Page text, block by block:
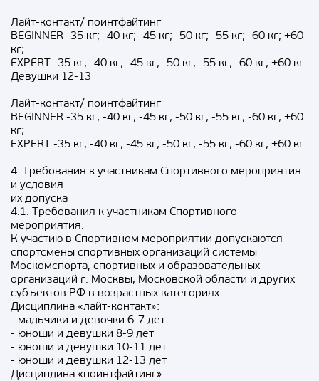
Лайт-контакт/ поинтфайтинг
BEGINNER -35 кг; -40 кг; -45 кг; -50 кг; -55 кг; -60 кг; +60
кг;
EXPERT -35 кг; -40 кг; -45 кг; -50 кг; -55 кг; -60 кг; +60 кг
Девушки 12-13
Лайт-контакт/ поинтфайтинг
BEGINNER -35 кг; -40 кг; -45 кг; -50 кг; -55 кг; -60 кг; +60
кг;
EXPERT -35 кг; -40 кг; -45 кг; -50 кг; -55 кг; -60 кг; +60 кг
4. Требования к участникам Спортивного мероприятия
и условия
их допуска
4.1. Требования к участникам Спортивного
мероприятия.
К участию в Спортивном мероприятии допускаются
спортсмены спортивных организаций системы
Москомспорта, спортивных и образовательных
организаций г. Москвы, Московской области и других
субъектов РФ в возрастных категориях:
Дисциплина «лайт-контакт»:
- мальчики и девочки 6-7 лет
- юноши и девушки 8-9 лет
- юноши и девушки 10-11 лет
- юноши и девушки 12-13 лет
Дисциплина «поинтфайтинг»: